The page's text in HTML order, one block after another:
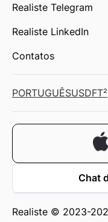
Realiste Telegram
Realiste LinkedIn
Contatos
PORTUGUÊSUSDFT²
Chat
Realiste © 2023-